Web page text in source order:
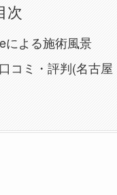
次
による施術風景
コミ・評判(名古